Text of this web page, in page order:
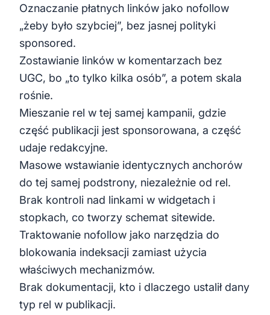
Oznaczanie płatnych linków jako nofollow
„żeby było szybciej”, bez jasnej polityki
sponsored.
Zostawianie linków w komentarzach bez
UGC, bo „to tylko kilka osób”, a potem skala
rośnie.
Mieszanie rel w tej samej kampanii, gdzie
część publikacji jest sponsorowana, a część
udaje redakcyjne.
Masowe wstawianie identycznych anchorów
do tej samej podstrony, niezależnie od rel.
Brak kontroli nad linkami w widgetach i
stopkach, co tworzy schemat sitewide.
Traktowanie nofollow jako narzędzia do
blokowania indeksacji zamiast użycia
właściwych mechanizmów.
Brak dokumentacji, kto i dlaczego ustalił dany
typ rel w publikacji.